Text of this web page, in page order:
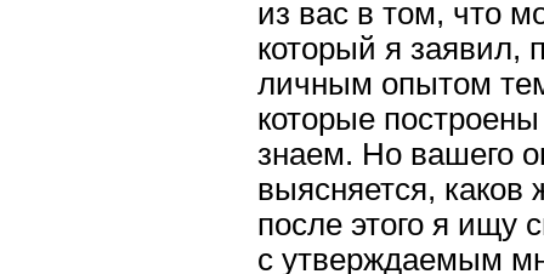
из вас в том, что
который я заявил,
личным опытом
которые
знаем. Но вашего
выясняется,
после этого я ищу
с утверждаемым